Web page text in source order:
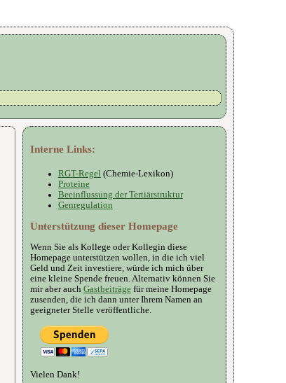
Interne Links:
RGT-Regel (Chemie-Lexikon)
Proteine
Beeinflussung der Tertiärstruktur
Genregulation
Unterstützung dieser Homepage
Wenn Sie als Kollege oder Kollegin diese
Homepage unterstützen wollen, in die ich viel
Geld und Zeit investiere, würde ich mich über
eine kleine Spende freuen. Alternativ können Sie
mir aber auch Gastbeiträgefür meine Homepage
zusenden, die ich dann unter Ihrem Namen an
geeigneter Stelle veröffentliche.
Vielen Dank!